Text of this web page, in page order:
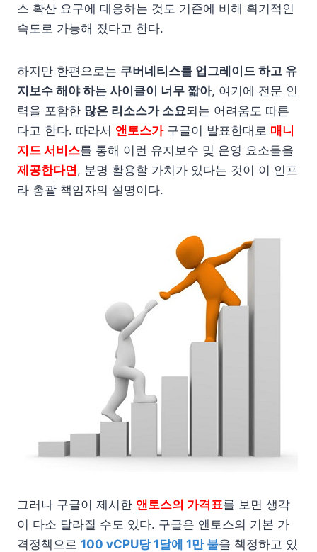
스 확산 요구에 대응하는 것도 기존에 비해 획기적인
속도로 가능해 졌다고 한다.
하지만 한편으로는 쿠버네티스를 업그레이드 하고 유
지보수 해야 하는 사이클이 너무 짧아, 여기에 전문 인
력을 포함한 많은 리소스가 소요되는 어려움도 따른
다고 한다. 따라서 앤토스가구글이 발표한대로 매니
지드 서비스를 통해 이런 유지보수 및 운영 요소들을
제공한다면 , 분명 활용할 가치가 있다는 것이 이 인프
라 총괄 책임자의 설명이다.
그러나 구글이 제시한 앤토스의 가격표를 보면 생각
이 다소 달라질 수도 있다. 구글은 앤토스의 기본 가
격정책으로 100 vCPU당 1달에 1만 불을 책정하고 있